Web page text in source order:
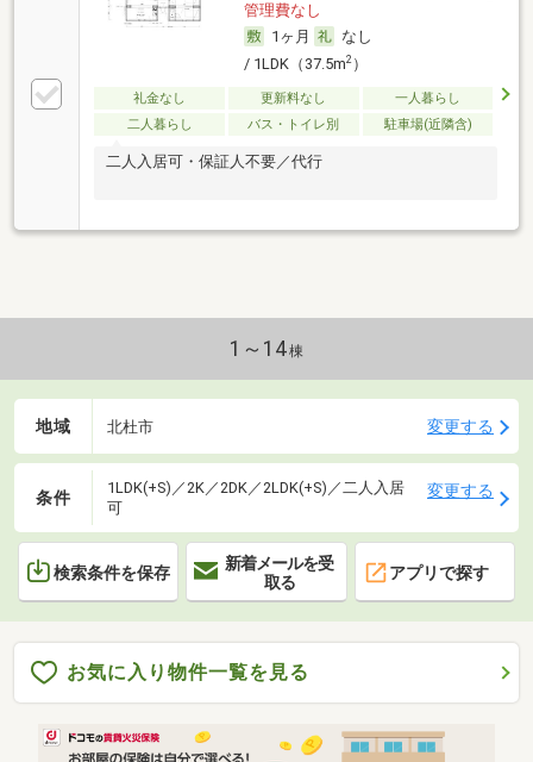
管理費なし
1ヶ月
なし
/ 1LDK（37.5m2）
礼金なし 更新料なし
一人暮らし
二人暮らし
バス・トイレ別 駐車場(近隣含)
二人入居可・保証人不要／代行
1～14棟
地域 北杜市 変更する
条件
1LDK(+S)／2K／2DK／2LDK(+S)／二人入居
可
変更する
検索条件を保存
新着メールを受
取る
アプリで探す
お気に入り物件一覧を見る